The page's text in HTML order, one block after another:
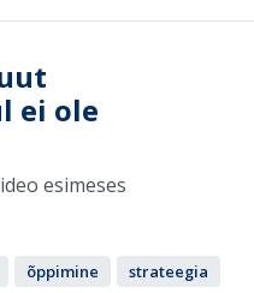
ei ole
esimeses
õppimine
strateegia